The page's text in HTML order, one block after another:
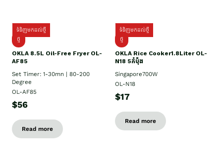
ទំនិញមកដល់ថ្មី
ថ្មី
OKLA 8.5L Oil-Free Fryer OL-
AF85
Set Timer: 1-30mn | 80-200
Degree
OL-AF85
$56
Read more
ទំនិញមកដល់ថ្មី
ថ្មី
OKLA Rice Cooker1.8Liter OL-
N18 5កំប៉ុង
Singapore700W
OL-N18
$17
Read more